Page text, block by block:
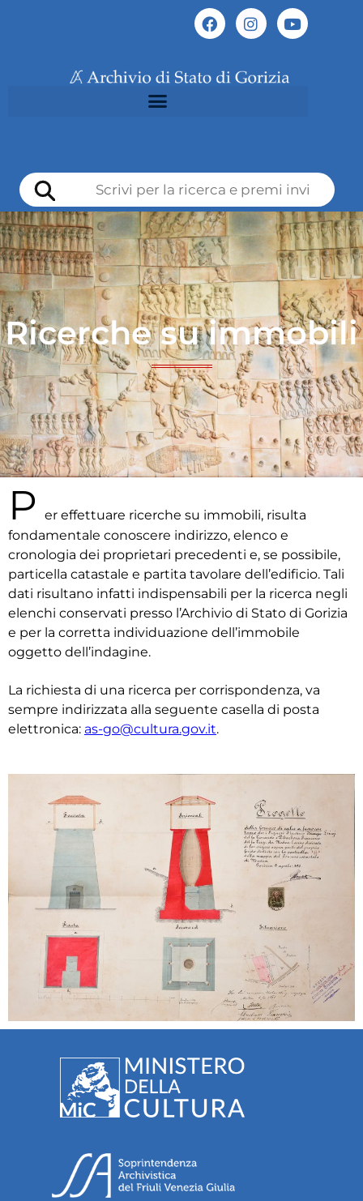
Ricerche su immobili
P
er effettuare ricerche su immobili, risulta
fondamentale conoscere indirizzo, elenco e
cronologia dei proprietari precedenti e, se possibile,
particella catastale e partita tavolare dell’edificio. Tali
dati risultano infatti indispensabili per la ricerca negli
elenchi conservati presso l’Archivio di Stato di Gorizia
e per la corretta individuazione dell’immobile
oggetto dell’indagine.
La richiesta di una ricerca per corrispondenza, va
sempre indirizzata alla seguente casella di posta
elettronica: as-go@cultura.gov.it.